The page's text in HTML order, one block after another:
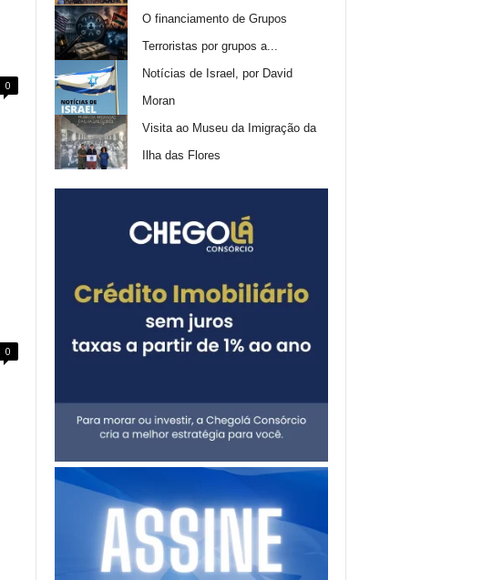
0
0
O financiamento de Grupos
Terroristas por grupos a...
Notícias de Israel, por David
Moran
Visita ao Museu da Imigração da
Ilha das Flores